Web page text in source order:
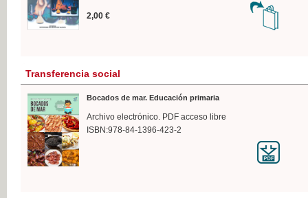
2,00 €
Transferencia social
Bocados de mar. Educación primaria
Archivo electrónico. PDF acceso libre
ISBN:978-84-1396-423-2